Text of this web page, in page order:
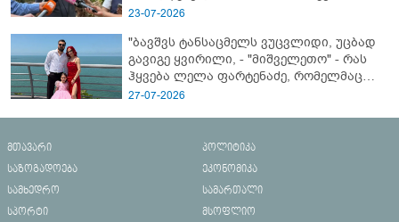
23-07-2026
"ბავშვს ტანსაცმელს ვუცვლიდი, უცბად
გავიგე ყვირილი, - "მიშველეთო" - რას
ჰყვება ლელა ფარტენაძე, რომელმაც
ბათუმში 16 წლის ბიჭი ზღვაში
27-07-2026
მთავარი
პოლიტიკა
საზოგადოება
ეკონომიკა
სამხედრო
სამართალი
სპორტი
მსოფლიო